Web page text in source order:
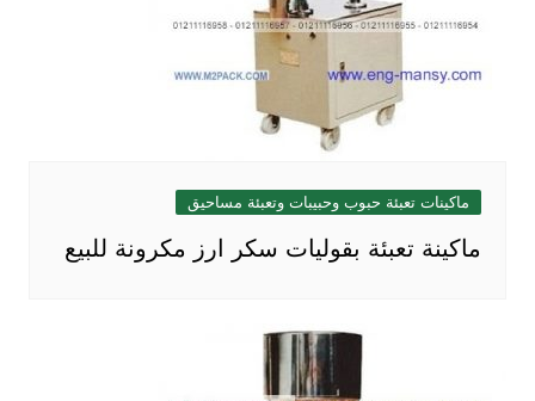
ماكينات تعبئة حبوب وحبيبات وتعبئة مساحيق
ماكينة تعبئة بقوليات سكر ارز مكرونة للبيع